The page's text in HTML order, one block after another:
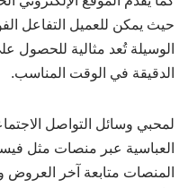
حيث يمكن للعميل التفاعل
الوسيلة تُعد مثالية للحصول
الدقيقة في الوقت المناسب.
لمحبي وسائل التواصل
العباسية عبر منصات مثل
المنصات متابعة آخر العروض